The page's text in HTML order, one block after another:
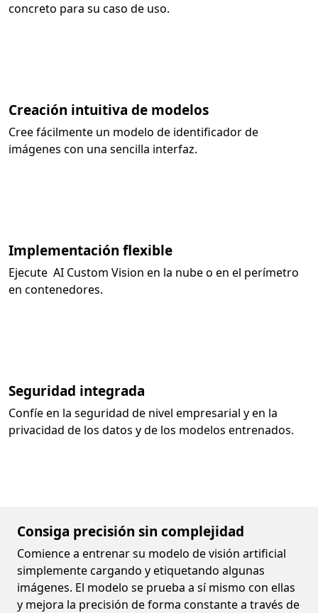
concreto para su caso de uso.
Creación intuitiva de modelos
Cree fácilmente un modelo de identificador de
imágenes con una sencilla interfaz.
Implementación flexible
Ejecute AI Custom Vision en la nube o en el perímetro
en contenedores.
Seguridad integrada
Confíe en la seguridad de nivel empresarial y en la
privacidad de los datos y de los modelos entrenados.
Consiga precisión sin complejidad
Comience a entrenar su modelo de visión artificial
simplemente cargando y etiquetando algunas
imágenes. El modelo se prueba a sí mismo con ellas
y mejora la precisión de forma constante a través de